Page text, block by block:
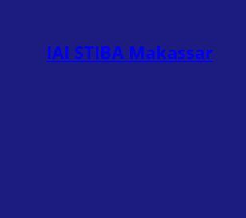
konten
IAI STIBA Makassar